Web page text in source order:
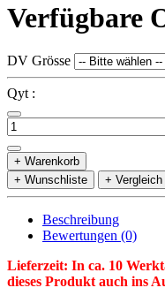
Verfügbare
DV Grösse
Qyt :
+ Warenkorb
+ Wunschliste
+ Vergleich
Beschreibung
Bewertungen (0)
Lieferzeit: In ca. 10
dieses Produkt auch ins